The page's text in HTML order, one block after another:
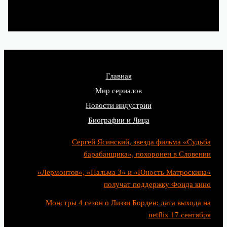
Главная
Мир сериалов
Новости индустрии
Биографии и Лица
Сергей Ясинский, звезда фильма «Судьба
барабанщика», похоронен в Словении
«Лермонтов», «Пальма 3» и «Юность Матроскина»
получат поддержку Фонда кино
Монстры 4 сезон о Лиззи Борден: дата выхода на
netflix 17 сентября